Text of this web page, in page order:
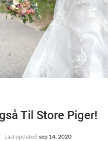
Til Store Piger!
Last updated sep 14, 2020